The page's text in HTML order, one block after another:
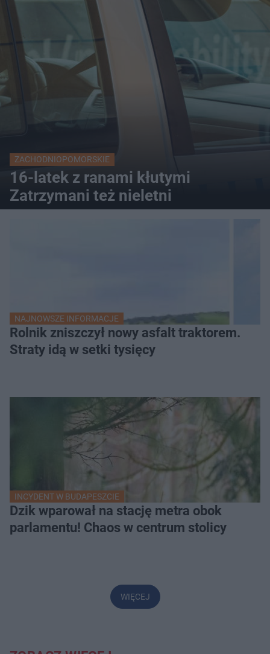
ZACHODNIOPOMORSKIE
16-latek z ranami kłutymi
Zatrzymani też nieletni
NAJNOWSZE INFORMACJE
Rolnik zniszczył nowy asfalt traktorem.
Straty idą w setki tysięcy
INCYDENT W BUDAPESZCIE
Dzik wparował na stację metra obok
parlamentu! Chaos w centrum stolicy
WIĘCEJ